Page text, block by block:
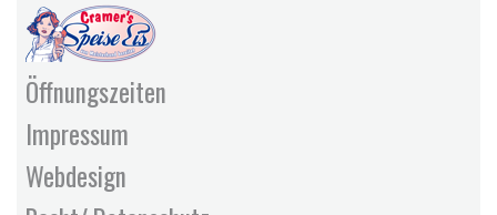
Öffnungszeiten
Impressum
Webdesign